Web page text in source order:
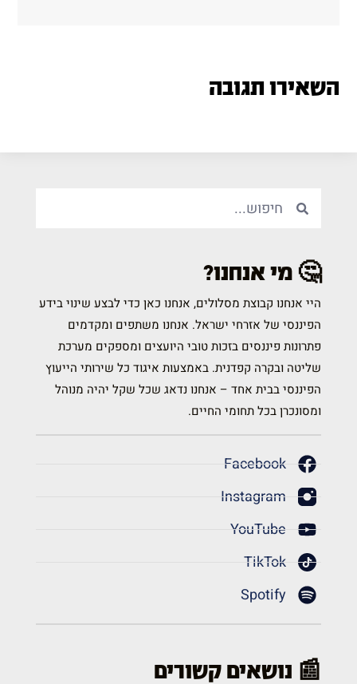
השאירו תגובה
🤔 מי אנחנו?
היי אנחנו קבוצת מסלולים, אנחנו כאן כדי לבצע שינוי בידע
הפיננסי של אזרחי ישראל. אנחנו משתפים ומקדמים
פתרונות פיננסים בזכות טובי היועצים ומספקים מערכת
שליטה ובקרה קפדנית. באמצעות איגוד כל שירותי הייעוץ
הפיננסי בבית אחד – אנחנו נדאג שכל שקל יהיה מנוהל
ומסונכרן בכל תחומי החיים.
Facebook
Instagram
YouTube
TikTok
Spotify
📰 נושאים קשורים